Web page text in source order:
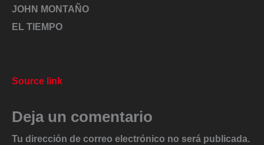
JOHN MONTAÑO
EL TIEMPO
Source link
Deja un comentario
Tu dirección de correo electrónico no será publicada.